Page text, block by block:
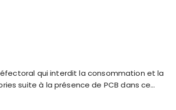
qui interdit la consommation et la
suite à la présence de PCB dans ce…